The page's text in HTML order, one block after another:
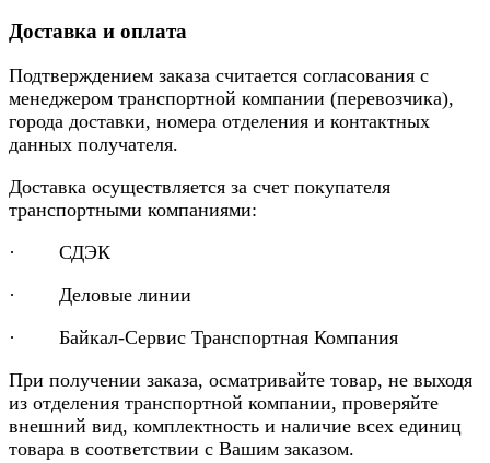
Доставка и оплата
Подтверждением заказа считается согласования с
менеджером транспортной компании (перевозчика),
города доставки, номера отделения и контактных
данных получателя.
Доставка осуществляется за счет покупателя
транспортными компаниями:
· СДЭК
· Деловые линии
· Байкал-Сервис Транспортная Компания
При получении заказа, осматривайте товар, не выходя
из отделения транспортной компании, проверяйте
внешний вид, комплектность и наличие всех единиц
товара в соответствии с Вашим заказом.